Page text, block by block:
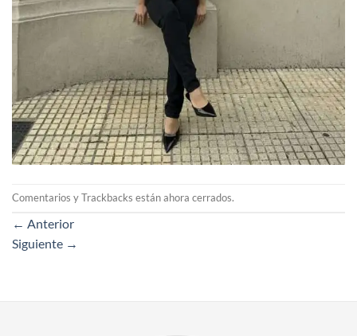
Comentarios y Trackbacks están ahora cerrados.
← Anterior
Siguiente →